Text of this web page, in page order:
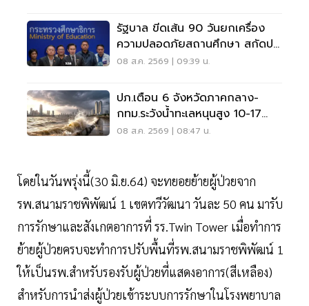
รัฐบาล ขีดเส้น 90 วันยกเครื่อง
ความปลอดภัยสถานศึกษา สกัดปม
บูลลี่
08 ส.ค. 2569 | 09:39 น.
ปภ.เตือน 6 จังหวัดภาคกลาง-
กทม.ระวังน้ำทะเลหนุนสูง 10-17
ส.ค.69
08 ส.ค. 2569 | 08:47 น.
โดยในวันพรุ่งนี้(30 มิ.ย.64) จะทยอยย้ายผู้ป่วยจาก
รพ.สนามราชพิพัฒน์ 1 เขตทวีวัฒนา วันละ 50 คน มารับ
การรักษาและสังเกตอาการที่ รร.Twin Tower เมื่อทำการ
ย้ายผู้ป่วยครบจะทำการปรับพื้นที่รพ.สนามราชพิพัฒน์ 1
ให้เป็นรพ.สำหรับรองรับผู้ป่วยที่แสดงอาการ(สีเหลือง)
สำหรับการนำส่งผู้ป่วยเข้าระบบการรักษาในโรงพยาบาล